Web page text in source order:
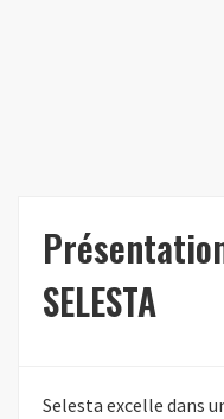
SELESTA
Selesta excelle dans